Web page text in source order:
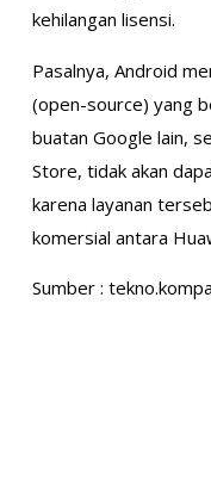
kehilangan lisensi.
Pasalnya, Android
(open-source) yang
buatan Google lain,
Store, tidak akan
karena layanan
komersial antara
Sumber :